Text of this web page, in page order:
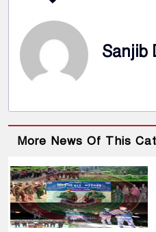
Sanjib
More News Of This